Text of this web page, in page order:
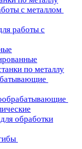
с металлом
работы с
по металлу
обработки